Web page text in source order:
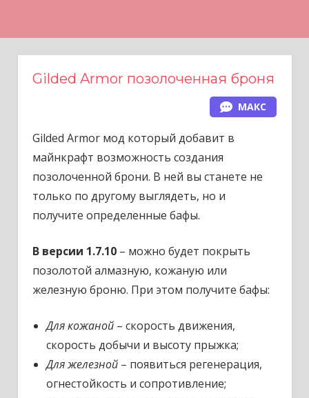
Gilded Armor позолоченная броня
МАКС
Gilded Armor мод который добавит в
майнкрафт возможность создания
позолоченной брони. В ней вы станете не
только по другому выглядеть, но и
получите определенные бафы.
В версии 1.7.10– можно будет покрыть
позолотой алмазную, кожаную или
железную броню. При этом получите бафы:
Для кожаной– скорость движения,
скорость добычи и высоту прыжка;
Для железной– появиться регенерация,
огнестойкость и сопротивление;